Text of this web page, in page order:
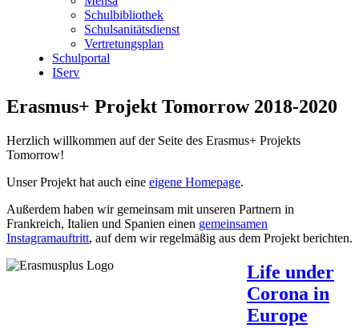
Schulbibliothek
Schulsanitätsdienst
Vertretungsplan
Schulportal
IServ
Erasmus+ Projekt Tomorrow 2018-2020
Herzlich willkommen auf der Seite des Erasmus+ Projekts
Tomorrow!
Unser Projekt hat auch eine eigene Homepage.
Außerdem haben wir gemeinsam mit unseren Partnern in
Frankreich, Italien und Spanien einen gemeinsamen
Instagramauftritt, auf dem wir regelmäßig aus dem Projekt berichten.
Life under
Corona in
Europe